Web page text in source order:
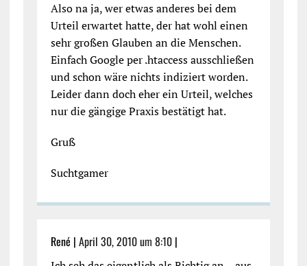
Also na ja, wer etwas anderes bei dem
Urteil erwartet hatte, der hat wohl einen
sehr großen Glauben an die Menschen.
Einfach Google per .htaccess ausschließen
und schon wäre nichts indiziert worden.
Leider dann doch eher ein Urteil, welches
nur die gängige Praxis bestätigt hat.
Gruß
Suchtgamer
René | April 30, 2010 um 8:10|